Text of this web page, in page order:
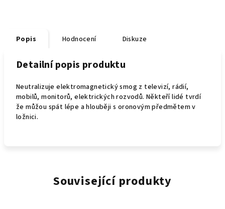
Popis Hodnocení Diskuze
Detailní popis produktu
Neutralizuje elektromagnetický smog z televizí, rádií,
mobilů, monitorů, elektrických rozvodů. Někteří lidé tvrdí
že můžou spát lépe a hlouběji s oronovým předmětem v
ložnici.
Související produkty